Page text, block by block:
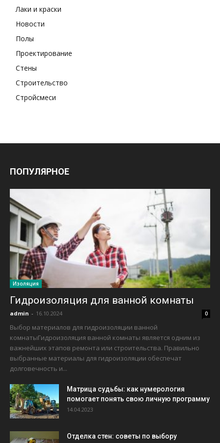
Лаки и краски
Новости
Полы
Проектирование
Стены
Строительство
Стройсмеси
ПОПУЛЯРНОЕ
Изоляция
Гидроизоляция для ванной комнаты
admin - 16.10.2024 0
Выбор материалов для гидроизоляции ванной
комнатыГидроизоляция ванной комнаты является одним из
важнейших этапов ремонта или строительства. Правильно
выбранные материалы для гидроизоляции обеспечат
долговечность и...
Матрица судьбы: как нумерология
помогает понять свою личную программу
14.04.2023
Отделка стен: советы по выбору